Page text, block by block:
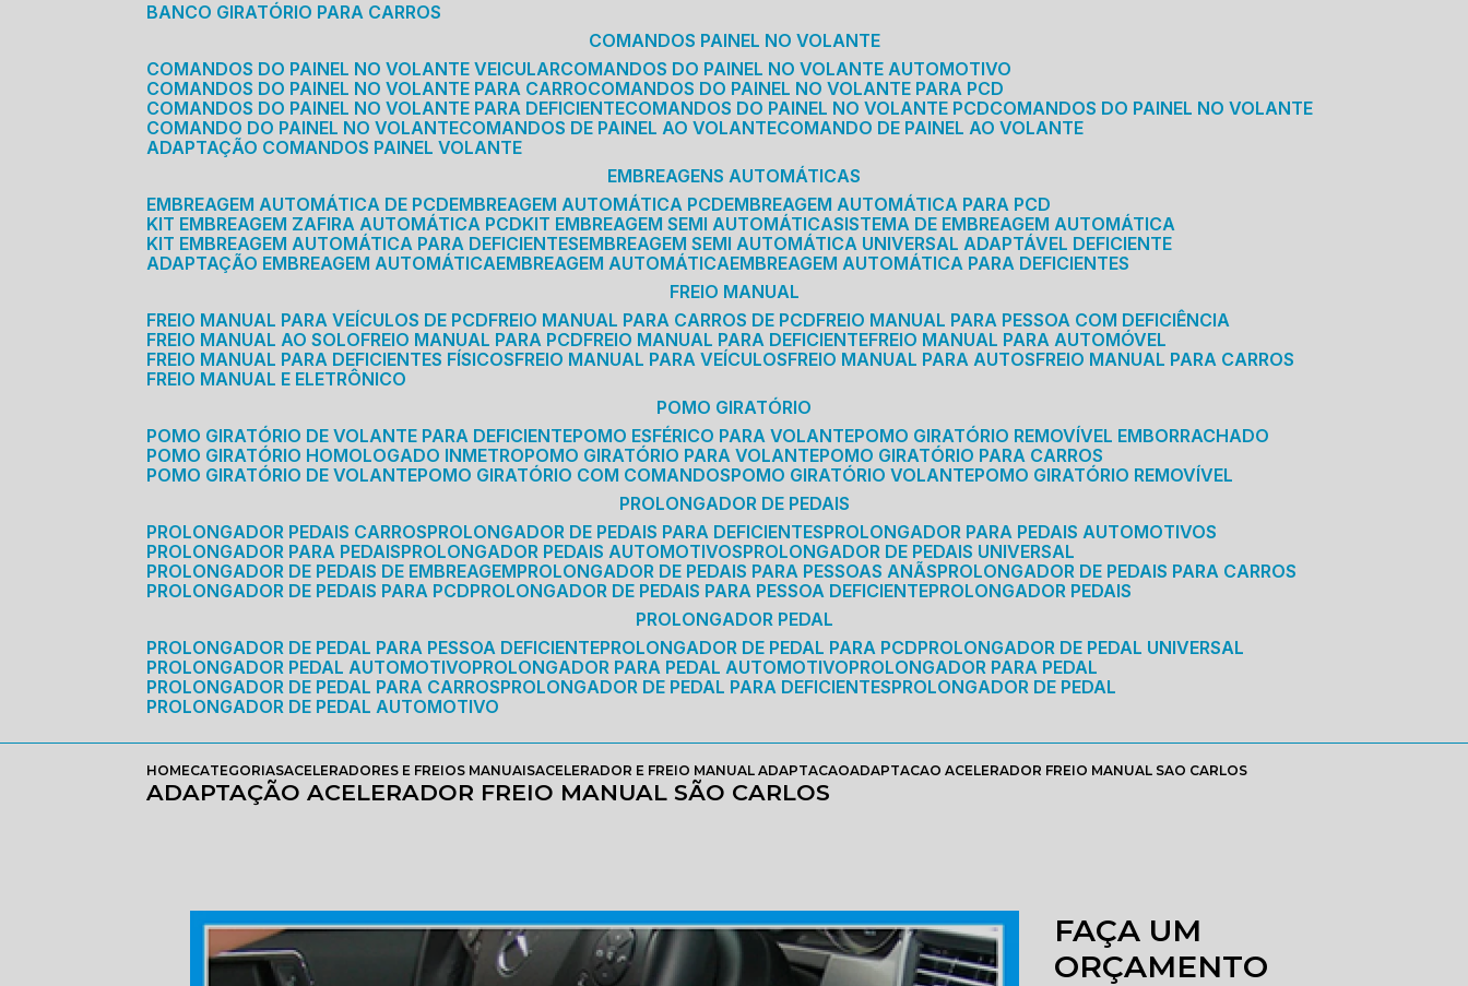
BANCO GIRATÓRIO PARA CARROS
COMANDOS PAINEL NO VOLANTE
COMANDOS DO PAINEL NO VOLANTE VEICULAR
COMANDOS DO PAINEL NO VOLANTE AUTOMOTIVO
COMANDOS DO PAINEL NO VOLANTE PARA CARRO
COMANDOS DO PAINEL NO VOLANTE PARA PCD
COMANDOS DO PAINEL NO VOLANTE PARA DEFICIENTE
COMANDOS DO PAINEL NO VOLANTE PCD
COMANDOS DO PAINEL NO VOLANTE
COMANDO DO PAINEL NO VOLANTE
COMANDOS DE PAINEL AO VOLANTE
COMANDO DE PAINEL AO VOLANTE
ADAPTAÇÃO COMANDOS PAINEL VOLANTE
EMBREAGENS AUTOMÁTICAS
EMBREAGEM AUTOMÁTICA DE PCD EMBREAGEM AUTOMÁTICA PCD EMBREAGEM AUTOMÁTICA PARA PCD
KIT EMBREAGEM ZAFIRA AUTOMÁTICA PCD
KIT EMBREAGEM SEMI AUTOMÁTICA SISTEMA DE EMBREAGEM AUTOMÁTICA
KIT EMBREAGEM AUTOMÁTICA PARA DEFICIENTES EMBREAGEM SEMI AUTOMÁTICA UNIVERSAL ADAPTÁVEL DEFICIENTE
ADAPTAÇÃO EMBREAGEM AUTOMÁTICA EMBREAGEM AUTOMÁTICA EMBREAGEM AUTOMÁTICA PARA DEFICIENTES
FREIO MANUAL
FREIO MANUAL PARA VEÍCULOS DE PCD FREIO MANUAL PARA CARROS DE PCD FREIO MANUAL PARA PESSOA COM DEFICIÊNCIA
FREIO MANUAL AO SOLO FREIO MANUAL PARA PCD FREIO MANUAL PARA DEFICIENTE FREIO MANUAL PARA AUTOMÓVEL
FREIO MANUAL PARA DEFICIENTES FÍSICOS FREIO MANUAL PARA VEÍCULOS FREIO MANUAL PARA AUTOS FREIO MANUAL PARA CARROS
FREIO MANUAL E ELETRÔNICO
POMO GIRATÓRIO
POMO GIRATÓRIO DE VOLANTE PARA DEFICIENTE POMO ESFÉRICO PARA VOLANTE POMO GIRATÓRIO REMOVÍVEL EMBORRACHADO
POMO GIRATÓRIO HOMOLOGADO INMETRO POMO GIRATÓRIO PARA VOLANTE POMO GIRATÓRIO PARA CARROS
POMO GIRATÓRIO DE VOLANTE POMO GIRATÓRIO COM COMANDOS POMO GIRATÓRIO VOLANTE POMO GIRATÓRIO REMOVÍVEL
PROLONGADOR DE PEDAIS
PROLONGADOR PEDAIS CARROS PROLONGADOR DE PEDAIS PARA DEFICIENTES PROLONGADOR PARA PEDAIS AUTOMOTIVOS
PROLONGADOR PARA PEDAIS PROLONGADOR PEDAIS AUTOMOTIVOS PROLONGADOR DE PEDAIS UNIVERSAL
PROLONGADOR DE PEDAIS DE EMBREAGEM PROLONGADOR DE PEDAIS PARA PESSOAS ANÃS PROLONGADOR DE PEDAIS PARA CARROS
PROLONGADOR DE PEDAIS PARA PCD PROLONGADOR DE PEDAIS PARA PESSOA DEFICIENTE PROLONGADOR PEDAIS
PROLONGADOR PEDAL
PROLONGADOR DE PEDAL PARA PESSOA DEFICIENTE PROLONGADOR DE PEDAL PARA PCD PROLONGADOR DE PEDAL UNIVERSAL
PROLONGADOR PEDAL AUTOMOTIVO PROLONGADOR PARA PEDAL AUTOMOTIVO PROLONGADOR PARA PEDAL
PROLONGADOR DE PEDAL PARA CARROS PROLONGADOR DE PEDAL PARA DEFICIENTES PROLONGADOR DE PEDAL
PROLONGADOR DE PEDAL AUTOMOTIVO
HOMECATEGORIASACELERADORES E FREIOS MANUAISACELERADOR E FREIO MANUAL ADAPTACAOADAPTACAO ACELERADOR FREIO MANUAL SAO CARLOS
ADAPTAÇÃO ACELERADOR FREIO MANUAL SÃO CARLOS
FAÇA UM
ORÇAMENTO